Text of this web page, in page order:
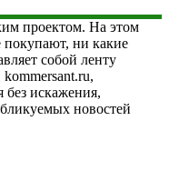
проектом. На этом
покупают, ни какие
собой ленту
искажения,
новостей